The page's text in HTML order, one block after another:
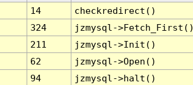
14
checkredirect()
324
jzmysql-
211
jzmysql->Init()
62
jzmysql->Open()
94
jzmysql->halt()